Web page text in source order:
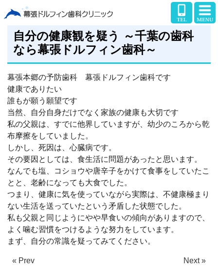
自分の健康観を疑う ～千葉の歯科
なら幕張ドルフィン歯科～
幕張本郷の予防歯科 幕張ドルフィン歯科です
健康でありたい
誰もが願う願望です
当然、自分自身だけでなく家族の健康も大切です
私の父親は、すでに他界していますが、幼少のころから乾
布摩擦をしていました。
しかし、死因は、心臓病です。
その要因としては、食生活に問題があったと思います。
なんでも塩、コショウや唐辛子をかけて食事をしていたこ
とと、老齢になっても大食でした。
つまり、健康に気を使っていながら実際は、不健康極まり
ない生活を送っていたという矛盾した状態でした。
私も父親と同じようにやや早食いの傾向がありますので、
よく噛む習慣をつけるような努力をしています。
まず、自分の常識を疑ってみてください。
« Prev Next »